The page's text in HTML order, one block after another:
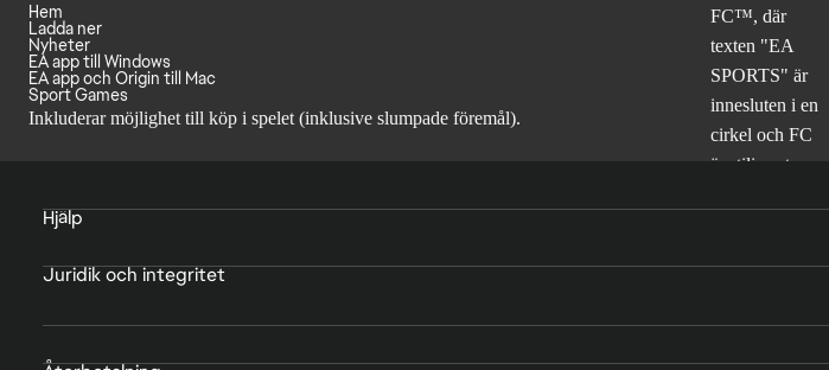
Hem
Ladda ner
Nyheter
EA app till Windows
EA app och Origin till Mac
Sport Games
Inkluderar möjlighet till köp i spelet (inklusive slumpade föremål).
Hjälp
Juridik och integritet